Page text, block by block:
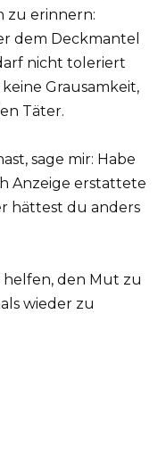
zu erinnern:
dem Deckmantel
nicht toleriert
Grausamkeit,
Täter.
sage mir: Habe
Anzeige erstattete
hättest du anders
den Mut zu
wieder zu